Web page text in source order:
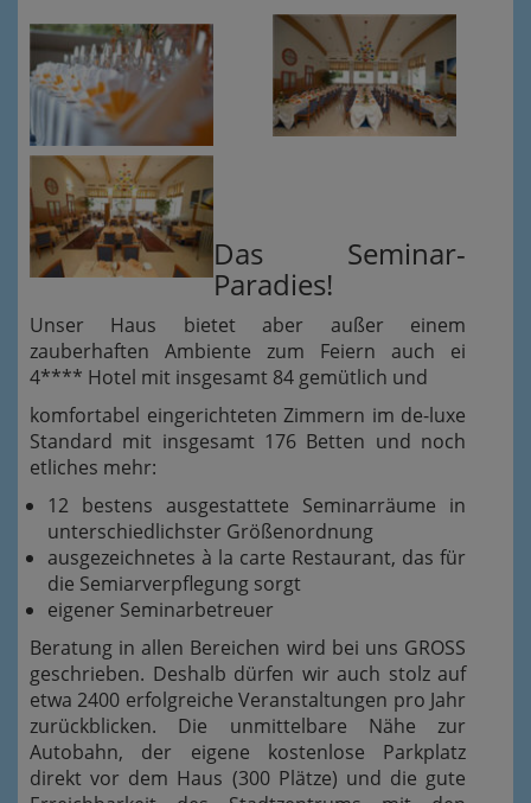
Das Seminar-
Paradies!
Unser Haus bietet aber außer einem
zauberhaften Ambiente zum Feiern auch ei
4**** Hotel mit insgesamt 84 gemütlich und
komfortabel eingerichteten Zimmern im de-luxe
Standard mit insgesamt 176 Betten und noch
etliches mehr:
12 bestens ausgestattete Seminarräume in
unterschiedlichster Größenordnung
ausgezeichnetes à la carte Restaurant, das für
die Semiarverpflegung sorgt
eigener Seminarbetreuer
Beratung in allen Bereichen wird bei uns GROSS
geschrieben. Deshalb dürfen wir auch stolz auf
etwa 2400 erfolgreiche Veranstaltungen pro Jahr
zurückblicken. Die unmittelbare Nähe zur
Autobahn, der eigene kostenlose Parkplatz
direkt vor dem Haus (300 Plätze) und die gute